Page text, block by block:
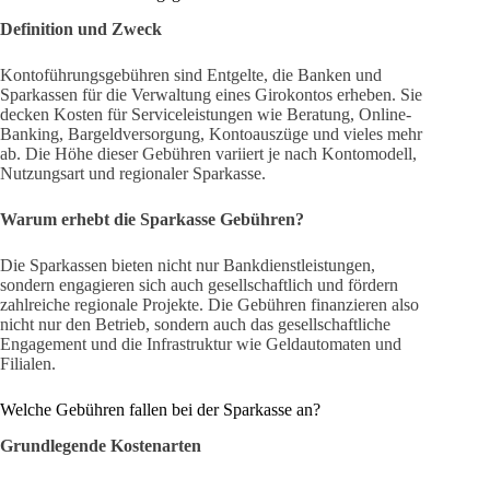
Definition und Zweck
Kontoführungsgebühren sind Entgelte, die Banken und
Sparkassen für die Verwaltung eines Girokontos erheben. Sie
decken Kosten für Serviceleistungen wie Beratung, Online-
Banking, Bargeldversorgung, Kontoauszüge und vieles mehr
ab. Die Höhe dieser Gebühren variiert je nach Kontomodell,
Nutzungsart und regionaler Sparkasse.
Warum erhebt die Sparkasse Gebühren?
Die Sparkassen bieten nicht nur Bankdienstleistungen,
sondern engagieren sich auch gesellschaftlich und fördern
zahlreiche regionale Projekte. Die Gebühren finanzieren also
nicht nur den Betrieb, sondern auch das gesellschaftliche
Engagement und die Infrastruktur wie Geldautomaten und
Filialen.
Welche Gebühren fallen bei der Sparkasse an?
Grundlegende Kostenarten